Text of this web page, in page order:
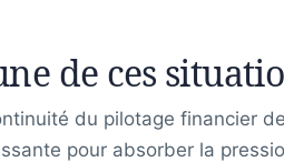
de ces
du pilotage financier
pour absorber la